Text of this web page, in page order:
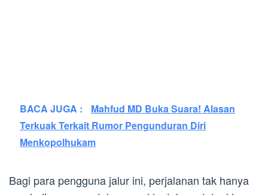
BACA JUGA :
Mahfud MD Buka Suara! Alasan
Terkuak Terkait Rumor Pengunduran Diri
Menkopolhukam
Bagi para pengguna jalur ini, perjalanan tak hanya